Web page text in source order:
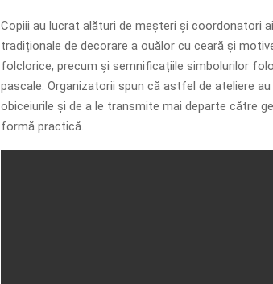
Copiii au lucrat alături de meșteri și coordonatori
tradiționale de decorare a ouălor cu ceară și
folclorice, precum și semnificațiile simbolurilor
pascale. Organizatorii spun că astfel de ateliere
obiceiurile și de a le transmite mai departe către
formă practică.